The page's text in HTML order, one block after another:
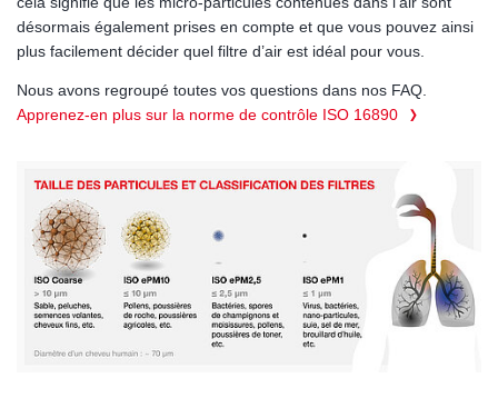
désormais également prises en compte et que vous pouvez ainsi
plus facilement décider quel filtre d’air est idéal pour vous.
Nous avons regroupé toutes vos questions dans nos FAQ.
Apprenez-en plus sur la norme de contrôle ISO 16890